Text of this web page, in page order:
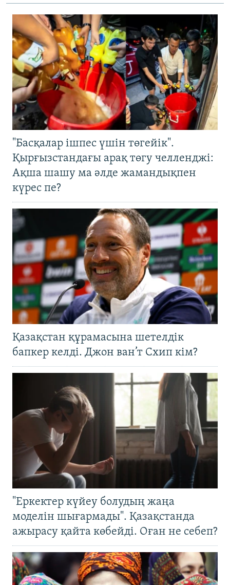
"Басқалар ішпес үшін төгейік".
Қырғызстандағы арақ төгу челленджі:
Ақша шашу ма әлде жамандықпен
күрес пе?
Қазақстан құрамасына шетелдік
бапкер келді. Джон ван’т Схип кім?
"Еркектер күйеу болудың жаңа
моделін шығармады". Қазақстанда
ажырасу қайта көбейді. Оған не себеп?